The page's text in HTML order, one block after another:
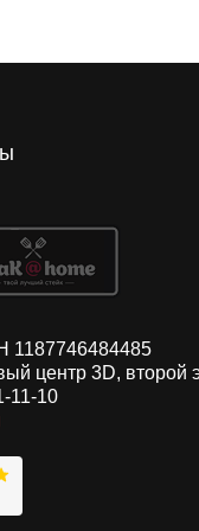
1187746484485
центр 3D, второй
11-10